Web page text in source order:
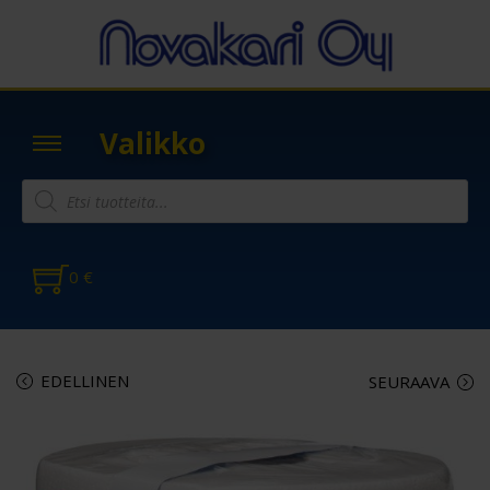
Valikko
0 €
EDELLINEN SEURAAVA